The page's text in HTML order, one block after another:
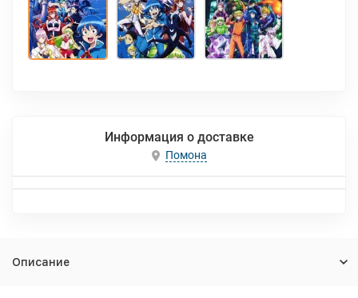
Информация о доставке
Помона
Описание